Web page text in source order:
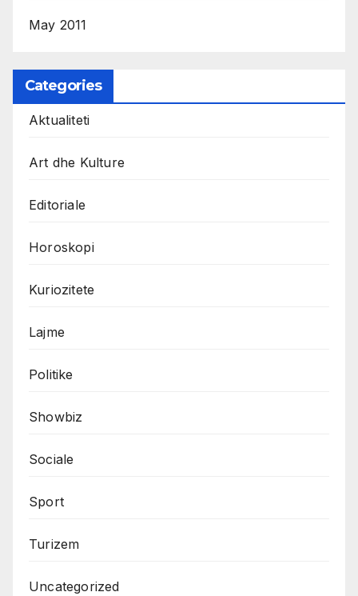
May 2011
Categories
Aktualiteti
Art dhe Kulture
Editoriale
Horoskopi
Kuriozitete
Lajme
Politike
Showbiz
Sociale
Sport
Turizem
Uncategorized